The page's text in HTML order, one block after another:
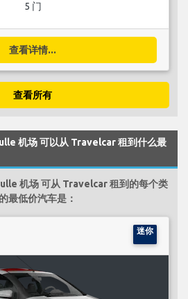
5 门
查看详情...
查看所有
机场 可以从 Travelcar 租到什么最
机场 可从 Travelcar 租到的每个类
最低价汽车是：
迷你